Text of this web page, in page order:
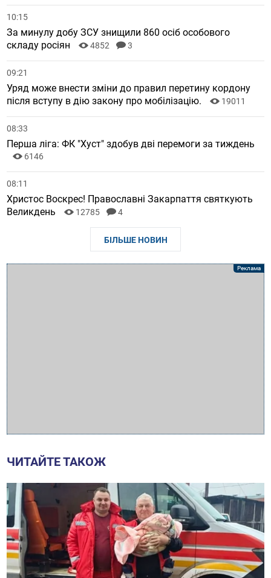
10:15
За минулу добу ЗСУ знищили 860 осіб особового
складу росіян
4852 3
09:21
Уряд може внести зміни до правил перетину кордону
після вступу в дію закону про мобілізацію.
19011
08:33
Перша ліга: ФК "Хуст" здобув дві перемоги за тиждень
6146
08:11
Христос Воскрес! Православні Закарпаття святкують
Великдень
12785 4
БІЛЬШЕ НОВИН
ЧИТАЙТЕ ТАКОЖ